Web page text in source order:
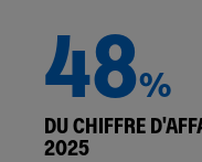
48%
DU CHIFFRE
2025